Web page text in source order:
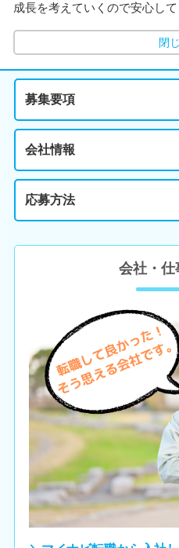
成長を考えていくので安心して
閉
募集要項
会社情報
応募方法
会社・仕